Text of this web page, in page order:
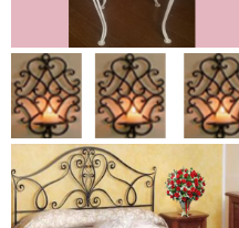
Cửa sắt mẫu 20
Cửa sắt đẹp cho không gian nhà
tuyệt đẹp Gia công sản xuất
cửa...